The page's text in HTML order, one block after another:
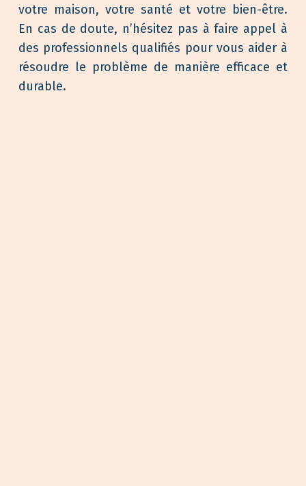
votre maison, votre santé et votre bien-être.
En cas de doute, n’hésitez pas à faire appel à
des professionnels qualifiés pour vous aider à
résoudre le problème de manière efficace et
durable.